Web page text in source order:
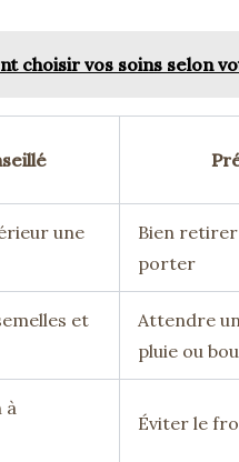
choisir vos soins selon
une
Bien retirer
porter
et
Attendre
pluie ou
à
Éviter le